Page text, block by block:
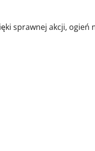
sprawnej akcji, ogień